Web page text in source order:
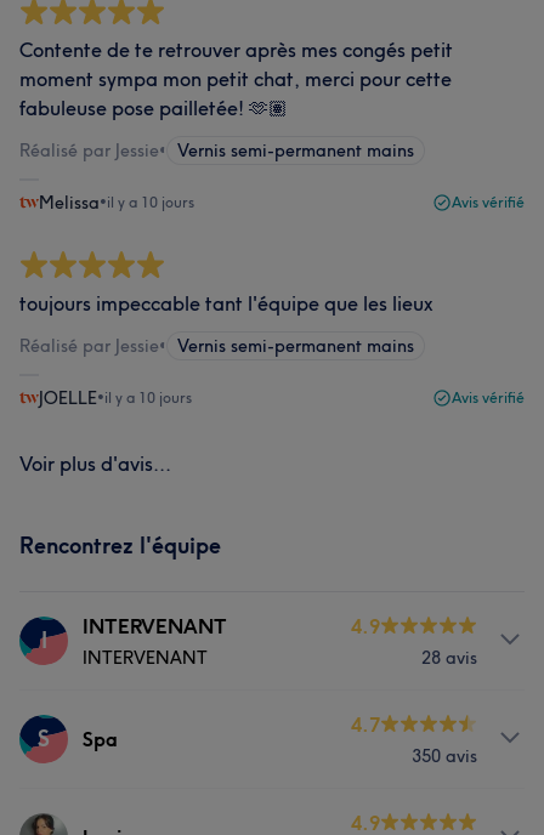
Contente de te retrouver après mes congés petit
moment sympa mon petit chat, merci pour cette
fabuleuse pose pailletée! 🫶🏽
Réalisé par Jessie• Vernis semi-permanent mains
Melissa•il y a 10 jours Avis vérifié
toujours impeccable tant l'équipe que les lieux
Réalisé par Jessie• Vernis semi-permanent mains
JOELLE•il y a 10 jours Avis vérifié
Voir plus d'avis...
Rencontrez l'équipe
I INTERVENANT
INTERVENANT
4.9
28 avis
Prestations
S Spa
4.7
350 avis
Prestations 4.9